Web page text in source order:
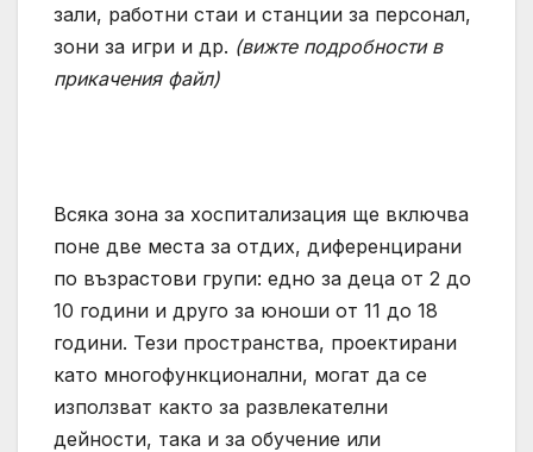
зали, работни стаи и станции за персонал,
зони за игри и др. (вижте подробности в
прикачения файл)
Всяка зона за хоспитализация ще включва
поне две места за отдих, диференцирани
по възрастови групи: едно за деца от 2 до
10 години и друго за юноши от 11 до 18
години. Тези пространства, проектирани
като многофункционални, могат да се
използват както за развлекателни
дейности, така и за обучение или